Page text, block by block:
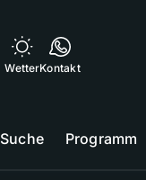
WetterKontakt
Suche Programm